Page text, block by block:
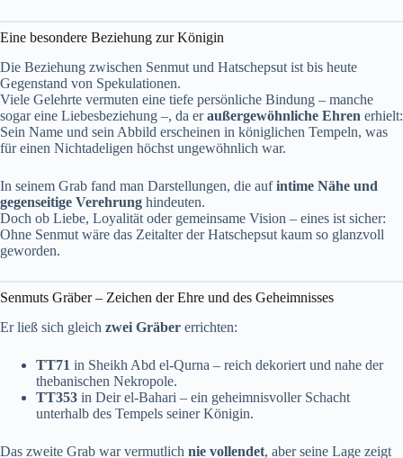
Eine besondere Beziehung zur Königin
Die Beziehung zwischen Senmut und Hatschepsut ist bis heute
Gegenstand von Spekulationen.
Viele Gelehrte vermuten eine tiefe persönliche Bindung – manche
sogar eine Liebesbeziehung –, da eraußergewöhnliche Ehren erhielt:
Sein Name und sein Abbild erscheinen in königlichen Tempeln, was
für einen Nichtadeligen höchst ungewöhnlich war.
In seinem Grab fand man Darstellungen, die aufintime Nähe und
gegenseitige Verehrung hindeuten.
Doch ob Liebe, Loyalität oder gemeinsame Vision – eines ist sicher:
Ohne Senmut wäre das Zeitalter der Hatschepsut kaum so glanzvoll
geworden.
Senmuts Gräber – Zeichen der Ehre und des Geheimnisses
Er ließ sich gleich zwei Gräber errichten:
TT71 in Sheikh Abd el-Qurna – reich dekoriert und nahe der
thebanischen Nekropole.
TT353 in Deir el-Bahari – ein geheimnisvoller Schacht
unterhalb des Tempels seiner Königin.
Das zweite Grab war vermutlich nie vollendet, aber seine Lage zeigt